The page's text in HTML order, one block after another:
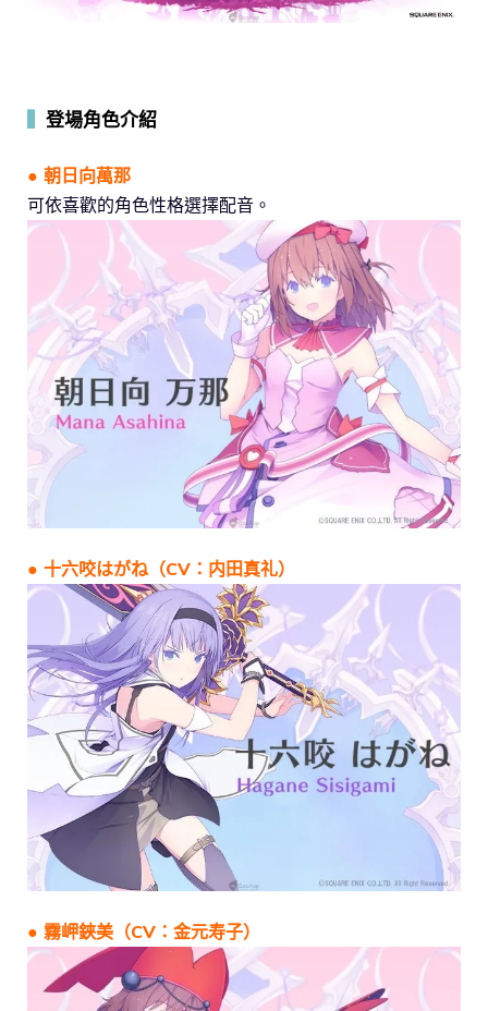
登場角色介紹
● 朝日向萬那
可依喜歡的角色性格選擇配音。
● 十六咬はがね（CV：内田真礼）
● 霧岬鋏美（CV：金元寿子）